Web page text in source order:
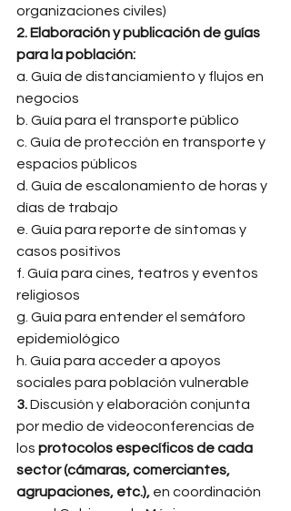
organizaciones civiles)
2. Elaboración y publicación de guías
para la población:
a. Guía de distanciamiento y flujos en
negocios
b. Guía para el transporte público
c. Guía de protección en transporte y
espacios públicos
d. Guía de escalonamiento de horas y
días de trabajo
e. Guía para reporte de síntomas y
casos positivos
f. Guía para cines, teatros y eventos
religiosos
g. Guía para entender el semáforo
epidemiológico
h. Guía para acceder a apoyos
sociales para población vulnerable
3. Discusión y elaboración conjunta
por medio de videoconferencias de
los protocolos específicos de cada
sector (cámaras, comerciantes,
agrupaciones, etc.), en coordinación